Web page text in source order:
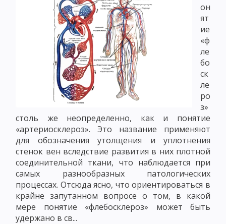
он
ят
ие
«ф
ле
бо
ск
ле
ро
з»
столь же неопределенно, как и понятие
«артериосклероз». Это название применяют
для обозначения утолщения и уплотнения
стенок вен вследствие развития в них плотной
соединительной ткани, что наблюдается при
самых разнообразных патологических
процессах. Отсюда ясно, что ориентироваться в
крайне запутанном вопросе о том, в какой
мере понятие «флебосклероз» может быть
удержано в св...